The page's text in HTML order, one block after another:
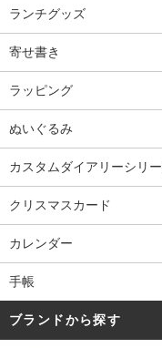
ランチグッズ
寄せ書き
ラッピング
ぬいぐるみ
カスタムダイアリーシリ
クリスマスカード
カレンダー
手帳
ブランドから探す